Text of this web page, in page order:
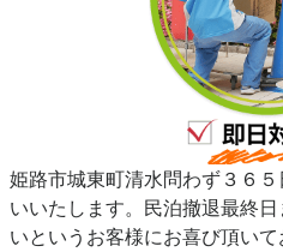
姫路市城東町清水問わず３６
いいたします。民泊撤退最終
いというお客様にお喜び頂い